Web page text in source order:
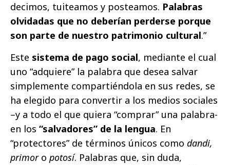
decimos, tuiteamos y posteamos. Palabras
olvidadas que no deberían perderse porque
son parte de nuestro patrimonio cultural.”
Este sistema de pago social, mediante el cual
uno “adquiere” la palabra que desea salvar
simplemente compartiéndola en sus redes, se
ha elegido para convertir a los medios sociales
–y a todo el que quiera “comprar” una palabra-
en los “salvadores” de la lengua. En
“protectores” de términos únicos como dandi,
primor o potosí. Palabras que, sin duda,